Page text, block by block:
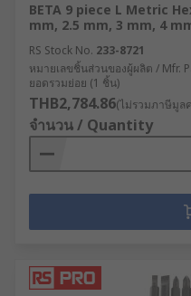
BETA 9 piece L Metric
mm, 2.5 mm, 3 mm, 4
RS Stock No. 233-8721
หมายเลขชิ้นส่วนของผู้ผลิต / Mfr.
ยอดรวมย่อย (1 ชิ้น)
THB2,784.86(ไม่รวมภาษีมูล
จำนวน / Quantity